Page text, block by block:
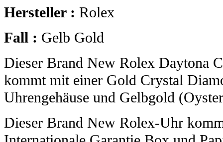
Hersteller : Rolex
Fall : Gelb Gold
Dieser Brand New Rolex Daytona
kommt mit einer Gold Crystal
Uhrengehäuse und Gelbgold
Dieser Brand New Rolex-Uhr